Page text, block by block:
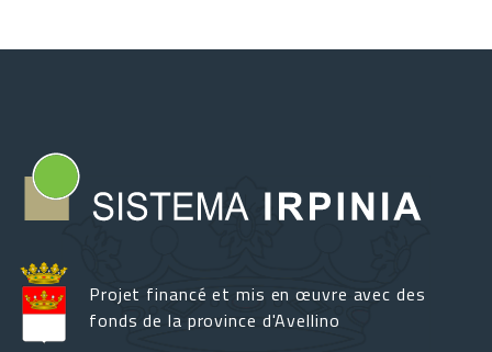
Projet financé et mis en œuvre avec des
fonds de la province d'Avellino